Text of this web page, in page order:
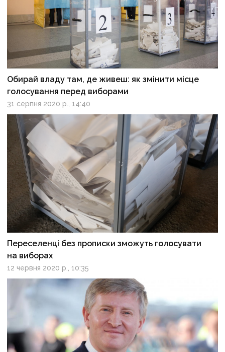
Обирай владу там, де живеш: як змінити місце
голосування перед виборами
31 серпня 2020 р., 14:40
Переселенці без прописки зможуть голосувати
на виборах
12 червня 2020 р., 10:35